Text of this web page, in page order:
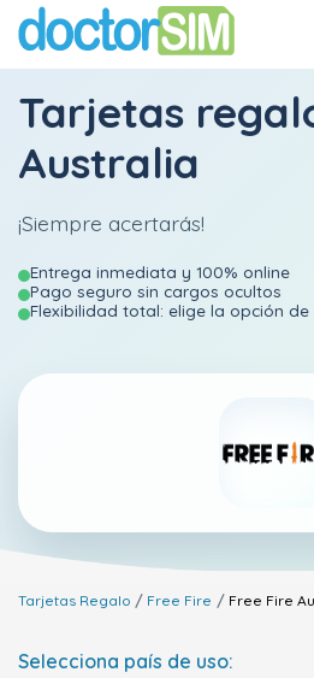
Tarjetas
Australia
¡Siempre acertarás!
Entrega inmediata y 100% online
Pago seguro sin cargos ocultos
Flexibilidad total: elige la opción
Tarjetas Regalo Free Fire Free Fire
Selecciona país de uso: